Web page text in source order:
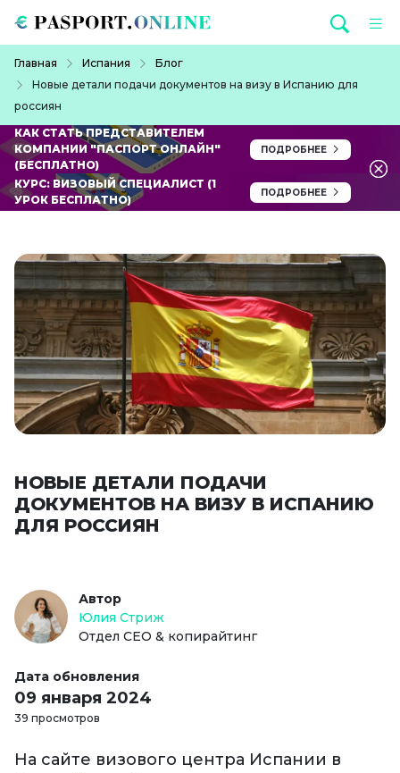
Главная Испания
Блог
Новые детали подачи документов на визу в Испанию для
россиян
КАК СТАТЬ ПРЕДСТАВИТЕЛЕМ
КОМПАНИИ "ПАСПОРТ ОНЛАЙН"
(БЕСПЛАТНО)
ПОДРОБНЕЕ
КУРС: ВИЗОВЫЙ СПЕЦИАЛИСТ (1
УРОК БЕСПЛАТНО)
ПОДРОБНЕЕ
НОВЫЕ ДЕТАЛИ ПОДАЧИ
ДОКУМЕНТОВ НА ВИЗУ В ИСПАНИЮ
ДЛЯ РОССИЯН
Автор
Юлия Стриж
Отдел СЕО & копирайтинг
Дата обновления
09 января 2024
39 просмотров
На сайте визового центра Испании в